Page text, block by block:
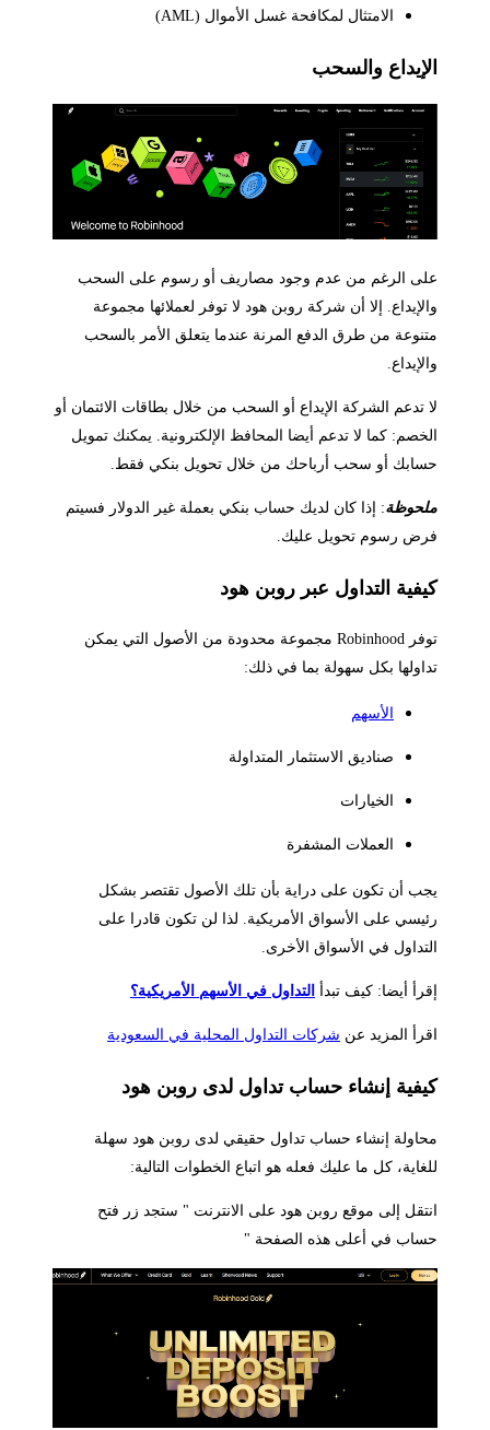
الامتثال لمكافحة غسل الأموال (AML)
الإيداع والسحب
على الرغم من عدم وجود مصاريف أو رسوم على السحب
والإيداع. إلا أن شركة روبن هود لا توفر لعملائها مجموعة
متنوعة من طرق الدفع المرنة عندما يتعلق الأمر بالسحب
والإيداع.
لا تدعم الشركة الإيداع أو السحب من خلال بطاقات الائتمان أو
الخصم: كما لا تدعم أيضا المحافظ الإلكترونية. يمكنك تمويل
حسابك أو سحب أرباحك من خلال تحويل بنكي فقط.
ملحوظة: إذا كان لديك حساب بنكي بعملة غير الدولار فسيتم
فرض رسوم تحويل عليك.
كيفية التداول عبر روبن هود
توفر Robinhood مجموعة محدودة من الأصول التي يمكن
تداولها بكل سهولة بما في ذلك:
الأسهم
صناديق الاستثمار المتداولة
الخيارات
العملات المشفرة
يجب أن تكون على دراية بأن تلك الأصول تقتصر بشكل
رئيسي على الأسواق الأمريكية. لذا لن تكون قادرا على
التداول في الأسواق الأخرى.
إقرأ أيضا: كيف تبدأ التداول في الأسهم الأمريكية؟
اقرأ المزيد عن شركات التداول المحلية في السعودية
كيفية إنشاء حساب تداول لدى روبن هود
محاولة إنشاء حساب تداول حقيقي لدى روبن هود سهلة
للغاية، كل ما عليك فعله هو اتباع الخطوات التالية:
انتقل إلى موقع روبن هود على الانترنت " ستجد زر فتح
حساب في أعلى هذه الصفحة "